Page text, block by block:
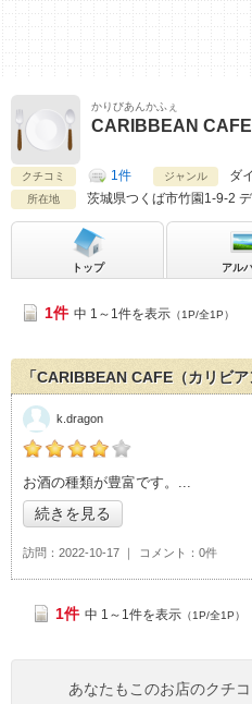
かりびあんかふぇ
CARIBBEAN CAFE
クチコミ 1件 ジャンル ダ
所在地 茨城県つくば市竹園1-9-2
トップ アル
1件 中 1～1件を表示 （1P/全1P）
「CARIBBEAN CAFE（カリビ
k.dragonの「CARIBBEAN
すめ度：4
お酒の種類が豊富です。
続きを見る
訪問 2022-10-17 コメント 0件
k.dragon
1件 中 1～1件を表示 （1P/全1P）
あなたもこのお店のクチ